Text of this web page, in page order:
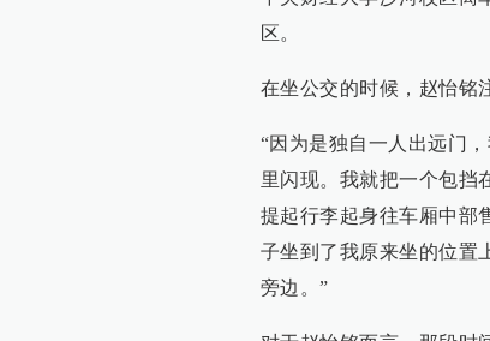
区。
在坐公交的时候，赵怡铭
“因为是独自一人出远门
里闪现。我就把一个包挡
提起行李起身往车厢中部
子坐到了我原来坐的位置
旁边。”